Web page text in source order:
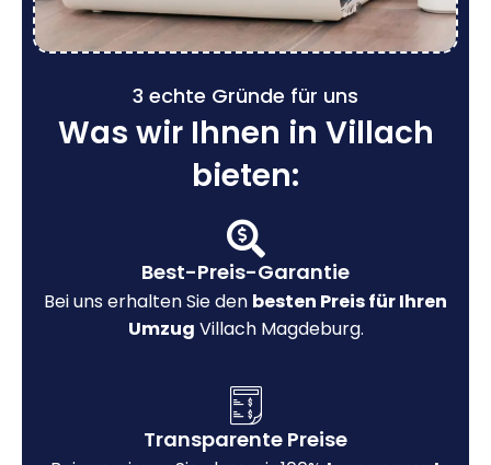
3 echte Gründe für uns
Was wir Ihnen in Villach
bieten:
Best-Preis-Garantie
Bei uns erhalten Sie den besten Preis für Ihren
Umzug Villach Magdeburg.
Transparente Preise